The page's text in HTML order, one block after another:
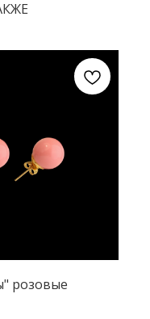
розовые